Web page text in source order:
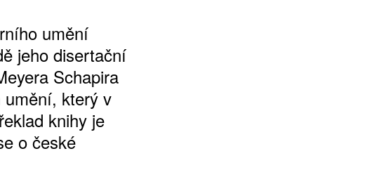
umění
jeho disertační
Schapira
umění, který v
knihy je
o české